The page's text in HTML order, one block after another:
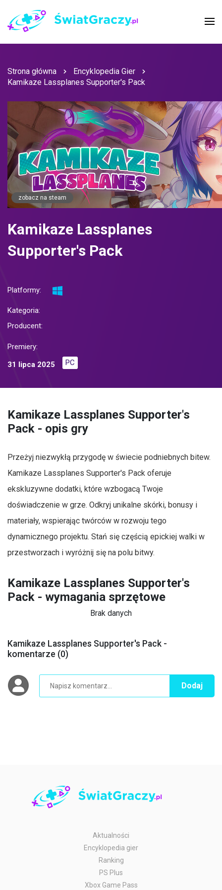
Strona główna
Encyklopedia Gier
Kamikaze Lassplanes Supporter's Pack
zobacz na steam
Kamikaze Lassplanes
Supporter's Pack
Platformy:
Kategoria:
Producent:
Premiery:
31 lipca 2025
PC
Kamikaze Lassplanes Supporter's
Pack - opis gry
Przeżyj niezwykłą przygodę w świecie podniebnych bitew.
Kamikaze Lassplanes Supporter's Pack oferuje
ekskluzywne dodatki, które wzbogacą Twoje
doświadczenie w grze. Odkryj unikalne skórki, bonusy i
materiały, wspierając twórców w rozwoju tego
dynamicznego projektu. Stań się częścią epickiej walki w
przestworzach i wyróżnij się na polu bitwy.
Kamikaze Lassplanes Supporter's
Pack - wymagania sprzętowe
Brak danych
Kamikaze Lassplanes Supporter's Pack -
komentarze (0)
Dodaj
Aktualności
Encyklopedia gier
Ranking
PS Plus
Xbox Game Pass